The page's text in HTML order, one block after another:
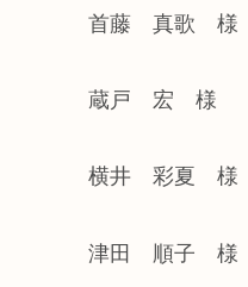
首藤 真歌 様
蔵戸 宏 様
横井 彩夏 様
津田 順子 様